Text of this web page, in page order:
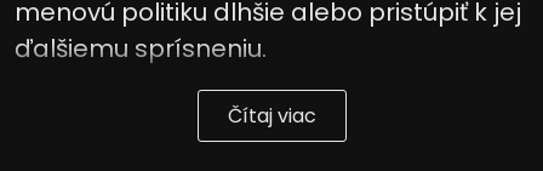
menovú politiku dlhšie alebo pristúpiť k jej
ďalšiemu sprísneniu.
Čítaj viac